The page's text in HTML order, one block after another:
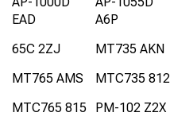
EAD
A6P
65C 2ZJ MT735 AKN
MT765 AMS
MTC735 812
MTC765 815
PM-102 Z2X